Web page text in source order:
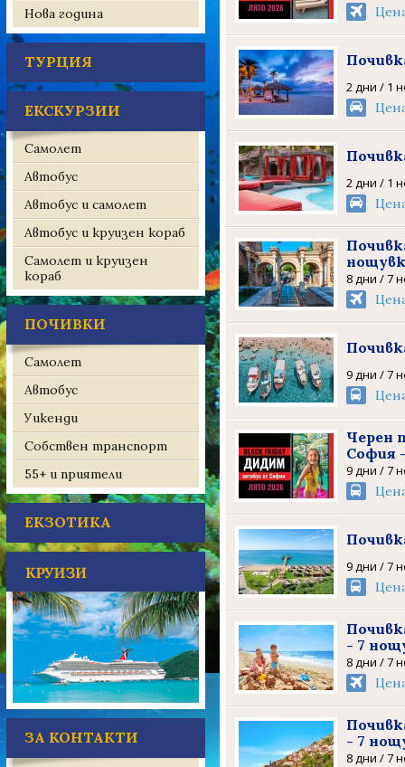
Нова година
ТУРЦИЯ
ЕКСКУРЗИИ
Самолет
Автобус
Автобус и самолет
Автобус и круизен кораб
Самолет и круизен
кораб
ПОЧИВКИ
Самолет
Автобус
Уикенди
Собствен транспорт
55+ и приятели
ЕКЗОТИКА
ЗА КОНТАКТИ
2 дни / 1
2 дни / 1
8 дни / 7
9 дни / 7
Черен
София
9 дни / 7
9 дни / 7
- 7
8 дни / 7
- 7
8 дни / 7